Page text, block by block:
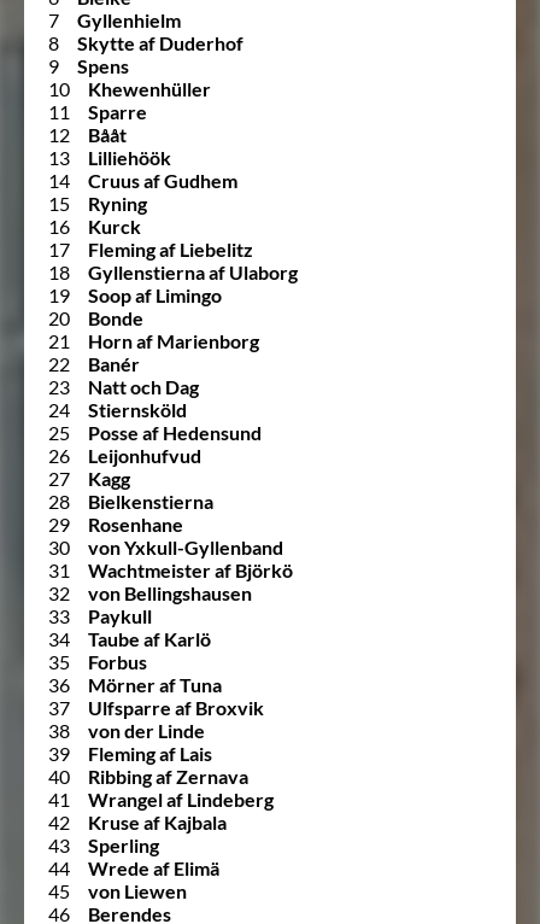
7
Gyllenhielm
8
Skytte af Duderhof
9
Spens
10
Khewenhüller
11
Sparre
12
Bååt
13
Lilliehöök
14
Cruus af Gudhem
15
Ryning
16
Kurck
17
Fleming af Liebelitz
18
Gyllenstierna af Ulaborg
19
Soop af Limingo
20
Bonde
21
Horn af Marienborg
22
Banér
23
Natt och Dag
24
Stiernsköld
25
Posse af Hedensund
26
Leijonhufvud
27
Kagg
28
Bielkenstierna
29
Rosenhane
30
von Yxkull-Gyllenband
31
Wachtmeister af Björkö
32
von Bellingshausen
33
Paykull
34
Taube af Karlö
35
Forbus
36
Mörner af Tuna
37
Ulfsparre af Broxvik
38
von der Linde
39
Fleming af Lais
40
Ribbing af Zernava
41
Wrangel af Lindeberg
42
Kruse af Kajbala
43
Sperling
44
Wrede af Elimä
45
von Liewen
46
Berendes